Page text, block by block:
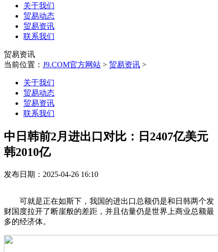
关于我们
贸易动态
贸易资讯
联系我们
贸易资讯
当前位置： J9.COM官方网站 > 贸易资讯 >
关于我们
贸易动态
贸易资讯
联系我们
中日韩前2月进出口对比：日2407亿美元
韩2010亿
发布日期：2025-04-26 16:10
可就是正在如斯下，我国的进出口总额仍是和日韩两个发
财国度拉开了断崖般的差距，并且估量仍是世界上商业总额最
多的经济体。